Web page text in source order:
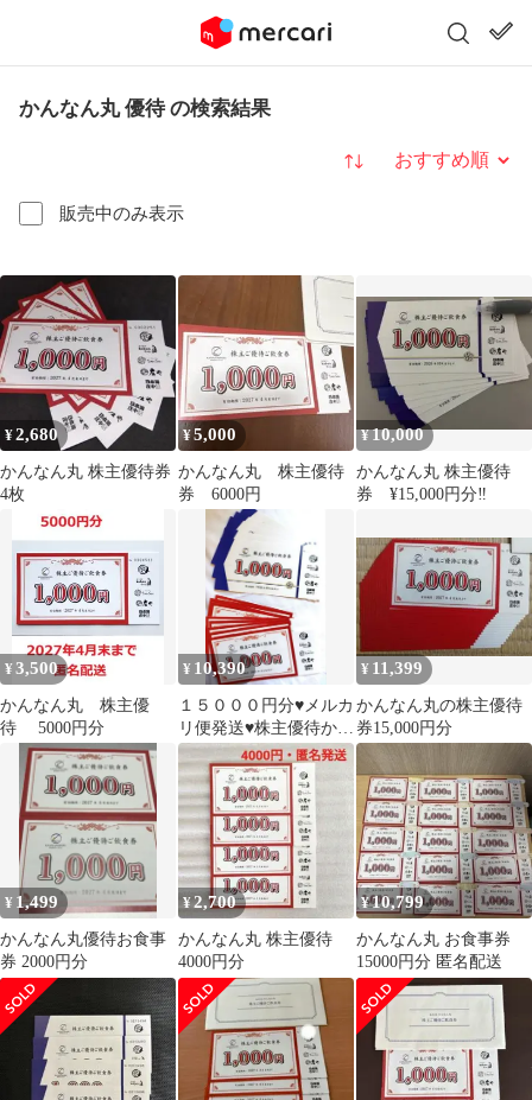
かんなん丸 優待 の検索結果
販売中のみ表示
並び替え
¥2,680
かんなん丸 株主優待券
4枚
¥5,000
かんなん丸 株主優待
券 6000円
¥10,000
かんなん丸 株主優待
券 ¥15,000円分‼️
¥ 3,500
かんなん丸 株主優
待 5000円分
¥ 10,390
１５０００円分♥メルカ
リ便発送♥株主優待かん
なん丸飲食券 1,000円券
15枚
¥ 11,399
かんなん丸の株主優待
券15,000円分
¥ 1,499
かんなん丸優待お食事
券 2000円分
¥2,700
かんなん丸 株主優待
4000円分
¥10,799
かんなん丸 お食事券
15000円分 匿名配送